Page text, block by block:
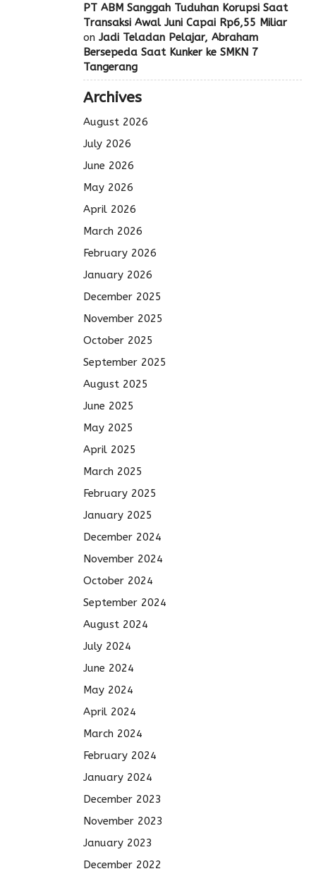
PT ABM Sanggah Tuduhan Korupsi Saat
Transaksi Awal Juni Capai Rp6,55 Miliar
on Jadi Teladan Pelajar, Abraham
Bersepeda Saat Kunker ke SMKN 7
Tangerang
Archives
August 2026
July 2026
June 2026
May 2026
April 2026
March 2026
February 2026
January 2026
December 2025
November 2025
October 2025
September 2025
August 2025
June 2025
May 2025
April 2025
March 2025
February 2025
January 2025
December 2024
November 2024
October 2024
September 2024
August 2024
July 2024
June 2024
May 2024
April 2024
March 2024
February 2024
January 2024
December 2023
November 2023
January 2023
December 2022